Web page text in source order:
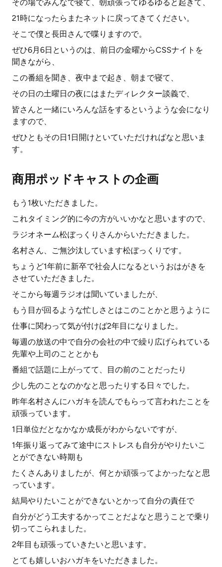
その場でみんなで寝て、朝頑張ってゆるゆると起きて、
21時になったらまたネットに戻ってきてください。
そこで僕と長田さんで喋りますので。
ぜひ6月6日というのは、前日の金曜からCSSナイトを
聞きながら、
この番組を聞き、夜中まで起き、朝まで寝て、
その日の土曜日の夜にはまたディレクター談義で、
皆さんと一緒にいろんな話をするというような会になり
ますので、
ぜひともその日1日開けといていただければなと思いま
す。
商用ポッドキャストの企画
もう1枚いただきました。
これタイミング的に今の方がいいかなと思いますので、
ラジオネーム松ぼっくりさんからいただきました。
名村さん、ご無沙汰しています松ぼっくりです。
ちょうど1年前に新卒で社会人になるというおはがきを
させていただきました。
そこから毎週ラジオは聞いていましたが、
もう目が回るような忙しさとはこのことかと思うように
仕事に関わって気が付けば2年目になりました。
毎週の放送の中で自分の会社の中で繰り広げられている
先輩や上司のこととかも
番組で話題に上がってて、目の前のことだったり
少し先のことなのかなと思ったりする日々でした。
昨年名村さんにハガキを読んでもらって言われたことを
頑張っています。
1日単位だとなかなか成長がわからないですが、
1年振り返ってみて途中にストレスも自分がやりたいこ
とができない時期も
たくさんありましたが、何とか頑張ってよかったなと思
っています。
結局やりたいことができないとかって自分の責任で
自分がどう工夫するかってことだよなと思うことで乗り
切ってこられました。
2年目も頑張っていきたいと思います。
とても嬉しいおハガキをいただきました。